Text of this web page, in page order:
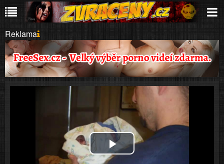
Reklama
Play